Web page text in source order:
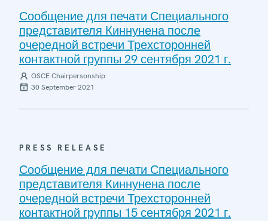
Сообщение для печати Специального
представителя Киннунена после
очередной встречи Трехсторонней
контактной группы 29 сентября 2021 г.
OSCE Chairpersonship
30 September 2021
PRESS RELEASE
Сообщение для печати Специального
представителя Киннунена после
очередной встречи Трехсторонней
контактной группы 15 сентября 2021 г.